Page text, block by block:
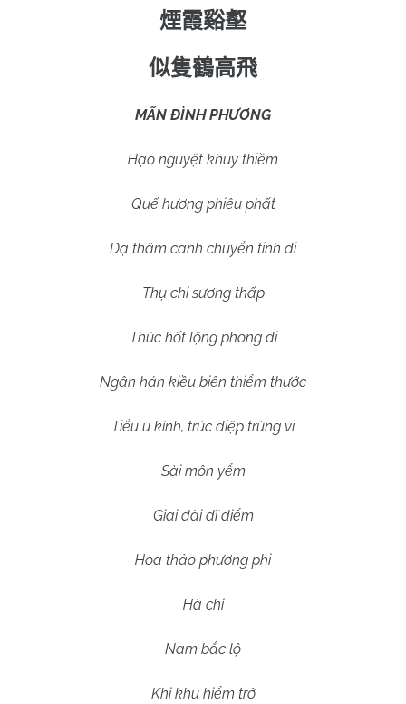
煙霞谿壑
似隻鶴高飛
MÃN ĐÌNH PHƯƠNG
Hạo nguyệt khuy thiềm
Quế hương phiêu phất
Dạ thâm canh chuyển tinh di
Thụ chi sương thấp
Thúc hốt lộng phong di
Ngân hán kiều biên thiểm thước
Tiểu u kính, trúc diệp trùng vi
Sài môn yểm
Giai đài dĩ điểm
Hoa thảo phương phi
Hà chi
Nam bắc lộ
Khi khu hiểm trở